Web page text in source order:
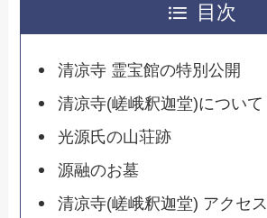
目次
清凉寺 霊宝館の特別公開
清凉寺(嵯峨釈迦堂)について
光源氏の山荘跡
源融のお墓
清凉寺(嵯峨釈迦堂) アクセス